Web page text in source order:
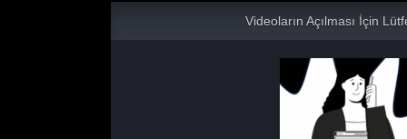
Videoların Açılması İçin